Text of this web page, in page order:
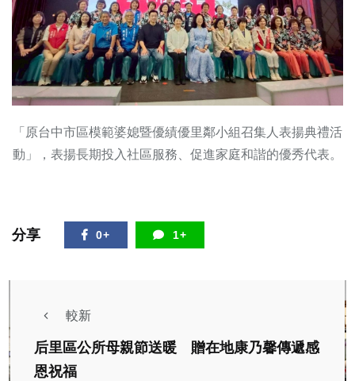
「原台中市區模範婆媳暨優績優里鄰小組召集人表揚典禮活
動」，表揚長期投入社區服務、促進家庭和諧的優秀代表。
分享 0+ 1+
較新
后里區公所母親節送暖 贈在地康乃馨傳遞感
恩祝福